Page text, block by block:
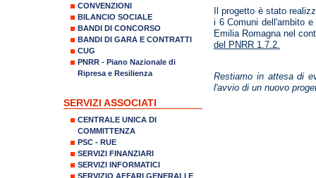
CONVENZIONI
BILANCIO SOCIALE
BANDI DI CONCORSO
BANDI DI GARA E CONTRATTI
CUG
PNRR - Piano Nazionale di
Ripresa e Resilienza
SERVIZI ASSOCIATI
CENTRALE UNICA DI
COMMITTENZA
PSC - RUE
SERVIZI FINANZIARI
SERVIZI INFORMATICI
SERVIZIO AFFARI GENERALI E
Il progetto è stato
i 6 Comuni dell'ambito
Emilia Romagna nel
del PNRR 1.7.2.
Restiamo in attesa di
l'avvio di un nuovo